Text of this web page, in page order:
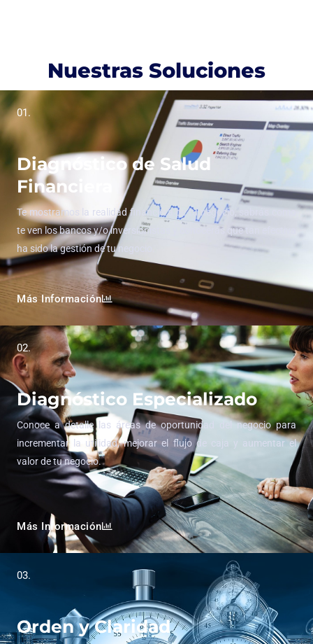
Nuestras Soluciones
01.
Diagnóstico de Salud
Financiera
Te mostramos la realidad financiera de tu negocio, sabrás como
te ven los bancos y/o inversionistas y conocerás que tan efectiva
ha sido la gestión de tu negocio.
Más Información
02.
Diagnóstico Especializado
Conoce a detalle las áreas de oportunidad del negocio para
incrementar la utilidad, mejorar el flujo de caja y aumentar el
valor de tu negocio.
Más Información
03.
Orden y Claridad